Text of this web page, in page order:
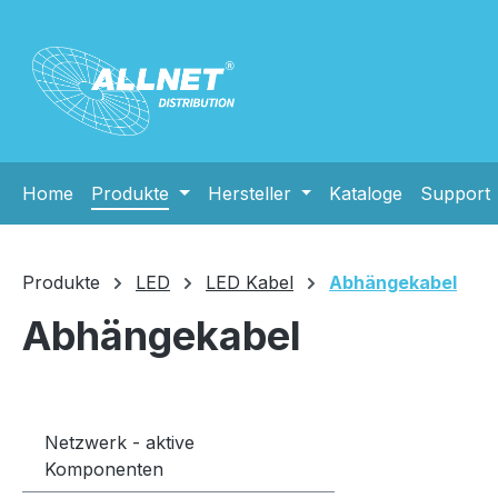
Home Produkte Hersteller Kataloge Support
Produkte LED LED Kabel Abhängekabel
Abhängekabel
Netzwerk - aktive
Komponenten